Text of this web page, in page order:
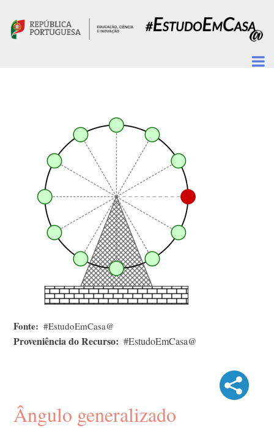
Fonte #EstudoEmCasa@
Proveniência do Recurso #EstudoEmCasa@
Ângulo generalizado